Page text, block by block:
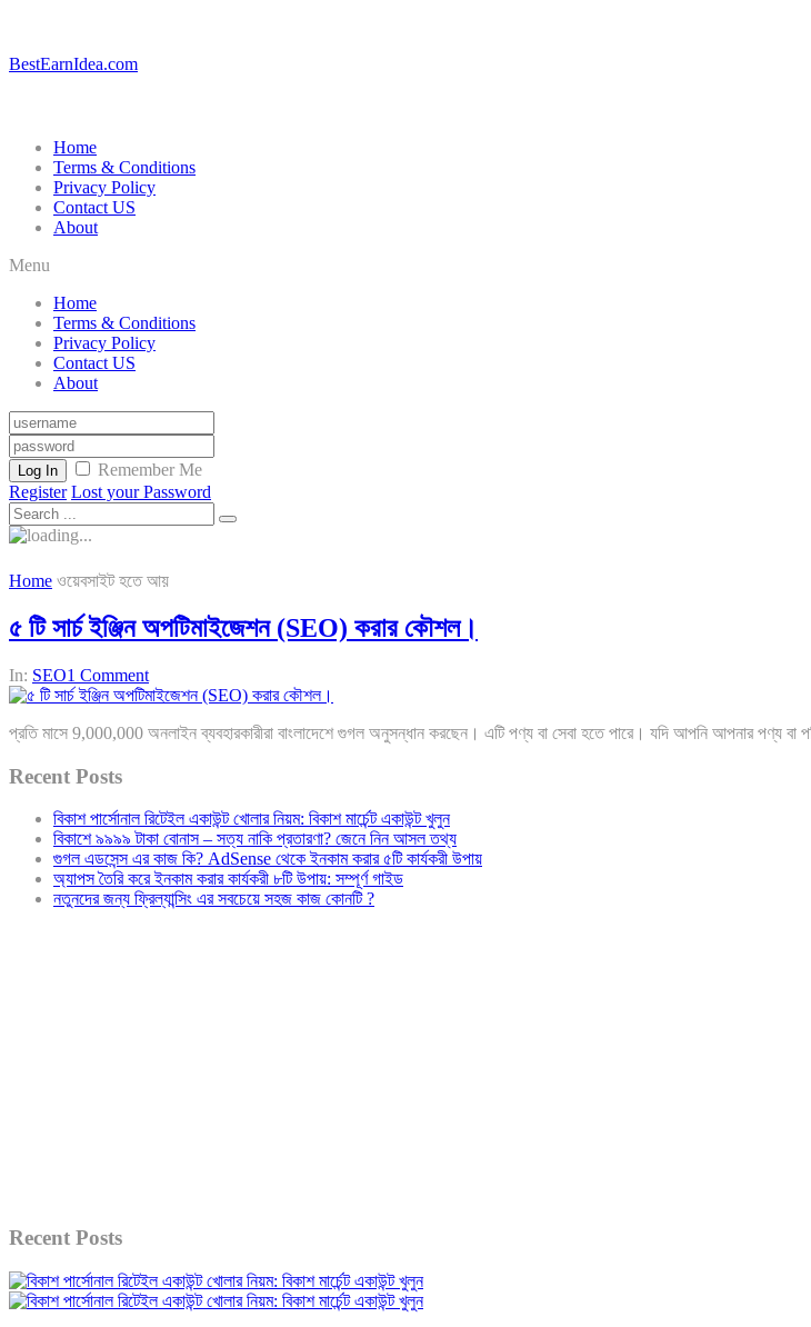
BestEarnIdea.com
Home
Terms & Conditions
Privacy Policy
Contact US
About
Menu
Home
Terms & Conditions
Privacy Policy
Contact US
About
Log In
Remember Me
Register Lost your Password
Home ওয়েবসাইট হতে আয়
৫ টি সার্চ ইঞ্জিন অপটিমাইজেশন (SEO) করার কৌশল।
In: SEO1 Comment
প্রতি মাসে 9,000,000 অনলাইন ব্যবহারকারীরা বাংলাদেশে গুগল অনুসন্ধান করছেন। এটি পণ্য বা সেবা হতে পারে। যদি আপনি আপনার পণ্য বা
Recent Posts
বিকাশ পার্সোনাল রিটেইল একাউন্ট খোলার নিয়ম: বিকাশ মার্চেন্ট একাউন্ট খুলুন
বিকাশে ৯৯৯৯ টাকা বোনাস – সত্য নাকি প্রতারণা? জেনে নিন আসল তথ্য
গুগল এডসেন্স এর কাজ কি? AdSense থেকে ইনকাম করার ৫টি কার্যকরী উপায়
অ্যাপস তৈরি করে ইনকাম করার কার্যকরী ৮টি উপায়: সম্পূর্ণ গাইড
নতুনদের জন্য ফ্রিল্যান্সিং এর সবচেয়ে সহজ কাজ কোনটি ?
Recent Posts